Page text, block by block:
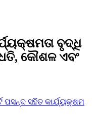
ବୃଦ୍ଧି
କୌଶଳ ଏବଂ
ପସନ୍ଦ ସହିତ କାର୍ଯ୍ୟକ୍ଷମ